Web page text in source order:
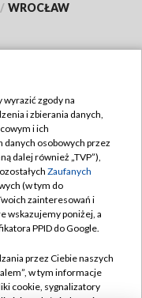
/ WROCŁAW
zgody na
i zbierania danych,
i ich
danych osobowych przez
dalej również „TVP”),
Zaufanych
(w tym do
zainteresowań i
wskazujemy poniżej, a
PPID do Google.
przez Ciebie naszych
w tym informacje
cookie, sygnalizatory